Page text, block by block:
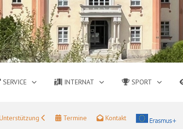
SERVICE INTERNAT SPORT
Termine Kontakt